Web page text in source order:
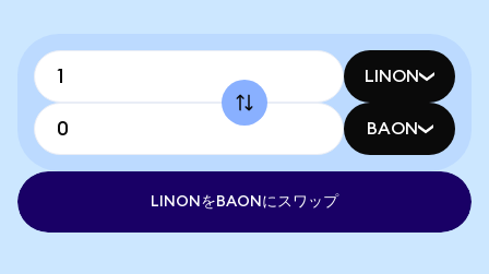
LINON
BAON
LINONをBAONにスワップ